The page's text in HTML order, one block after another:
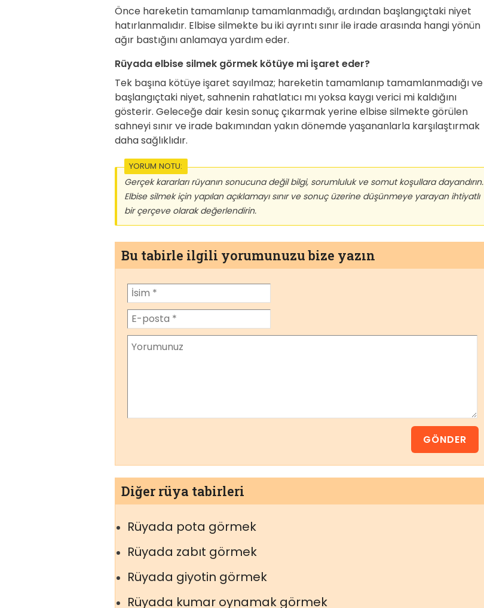
Önce hareketin tamamlanıp tamamlanmadığı, ardından başlangıçtaki niyet
hatırlanmalıdır. Elbise silmekte bu iki ayrıntı sınır ile irade arasında hangi yönün
ağır bastığını anlamaya yardım eder.
Rüyada elbise silmek görmek kötüye mi işaret eder?
Tek başına kötüye işaret sayılmaz; hareketin tamamlanıp tamamlanmadığı ve
başlangıçtaki niyet, sahnenin rahatlatıcı mı yoksa kaygı verici mi kaldığını
gösterir. Geleceğe dair kesin sonuç çıkarmak yerine elbise silmekte görülen
sahneyi sınır ve irade bakımından yakın dönemde yaşananlarla karşılaştırmak
daha sağlıklıdır.
YORUM NOTU:
Gerçek kararları rüyanın sonucuna değil bilgi, sorumluluk ve somut koşullara dayandırın.
Elbise silmek için yapılan açıklamayı sınır ve sonuç üzerine düşünmeye yarayan ihtiyatlı
bir çerçeve olarak değerlendirin.
Bu tabirle ilgili yorumunuzu bize yazın
Diğer rüya tabirleri
Rüyada pota görmek
Rüyada zabıt görmek
Rüyada giyotin görmek
Rüyada kumar oynamak görmek